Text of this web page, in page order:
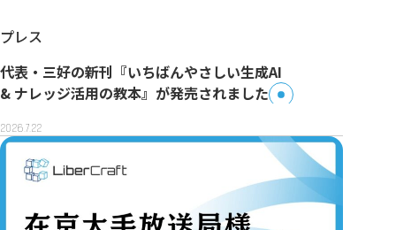
プレス
代表・三好の新刊『いちばんやさしい生成AI
& ナレッジ活用の教本』が発売されました
2026.7.22